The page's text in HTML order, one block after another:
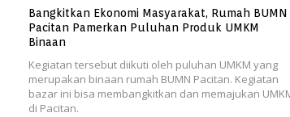
Bangkitkan Ekonomi Masyarakat, Rumah BUMN
Pacitan Pamerkan Puluhan Produk UMKM
Binaan
Kegiatan tersebut diikuti oleh puluhan UMKM yang
merupakan binaan rumah BUMN Pacitan. Kegiatan
bazar ini bisa membangkitkan dan memajukan
di Pacitan.